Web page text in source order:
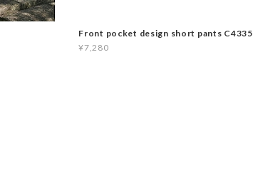
Front pocket design short pants C4335
¥7,280